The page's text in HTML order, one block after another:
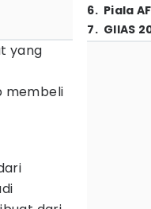
yang
membeli
6. Piala
7. GIIAS